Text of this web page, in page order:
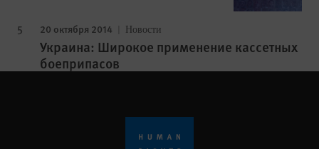
20 октября 2014 Новости
Украина: Широкое применение кассетных
боеприпасов